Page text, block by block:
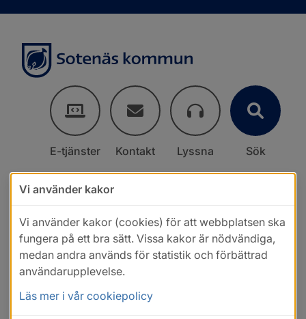
E-tjänster Kontakt Lyssna Sök
Vi använder kakor
Vi använder kakor (cookies) för att webbplatsen ska
fungera på ett bra sätt. Vissa kakor är nödvändiga,
medan andra används för statistik och förbättrad
användarupplevelse.
Läs mer i vår cookiepolicy